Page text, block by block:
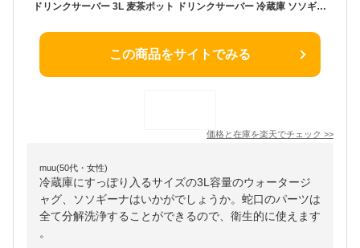
ドリンクサーバー 3L 麦茶ポット ドリンクサーバー 冷蔵庫 ソソギーナ 洗いやすい 大容量 冷水器 ウォーターピッチャー 冷蔵庫 省スペース収納 横置き 冷蔵庫の冷水筒 蛇口付き ハンドポット 冷水ポット コジット 麦茶サーバー
この商品をサイトでみる
価格と在庫を楽天でチェック >>
muu(50代・女性)
冷蔵庫にすっぽり入るサイズの3L容量のウォータージ
ャグ、ソソギーナはいかがでしょうか。蛇口のパーツは
全て分解洗浄することができるので、衛生的に使えます
。